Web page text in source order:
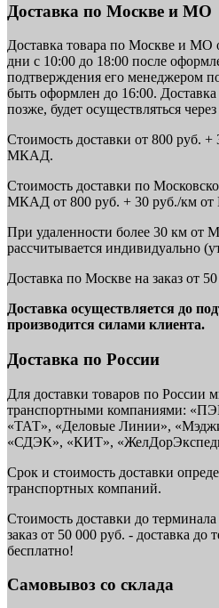
Доставка по Москве и МО
Доставка товара по Москве и МО
дни с 10:00 до 18:00 после
подтверждения его менеджером
быть оформлен до 16:00.
позже, будет осуществляться
Стоимость доставки от 800 руб. +
МКАД.
Стоимость доставки по
МКАД от 800 руб. + 30 руб./км
При удаленности более 30 км от
рассчитывается индивидуально
Доставка по Москве на заказ от
Доставка осуществляется до
производится силами клиента.
Доставка по России
Для доставки товаров по России
транспортными компаниями:
«ТАТ», «Деловые Линии»,
«СДЭК», «КИТ»,
Срок и стоимость доставки
транспортных компаний.
Стоимость доставки до
заказ от 50 000 руб. - доставка до
бесплатно!
Самовывоз со склада